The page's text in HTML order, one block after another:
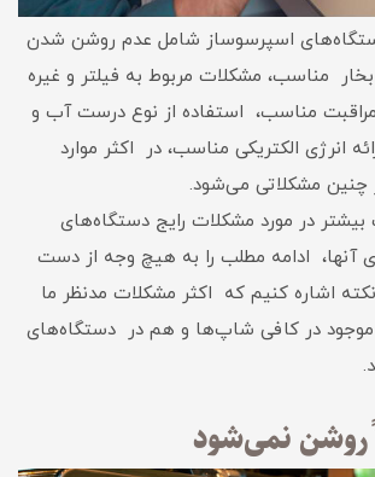
اسپرسوساز شامل عدم روشن شدن
مناسب، مشکلات مربوط به فیلتر و غیره
مناسب، استفاده از نوع درست آب و
انرژی الکتریکی مناسب، در اکثر موارد
چنین مشکلاتی می‌شود.
در مورد مشکلات رایج دستگاه‌های
آنها، ادامه مطلب را به هیچ وجه از دست
اشاره کنیم که اکثر مشکلات مدنظر ما
در کافی شاپ‌ها و هم در دستگاه‌های
روشن نمی‌شود